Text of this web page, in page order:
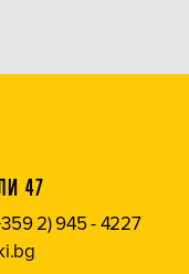
47
2) 945 - 4227